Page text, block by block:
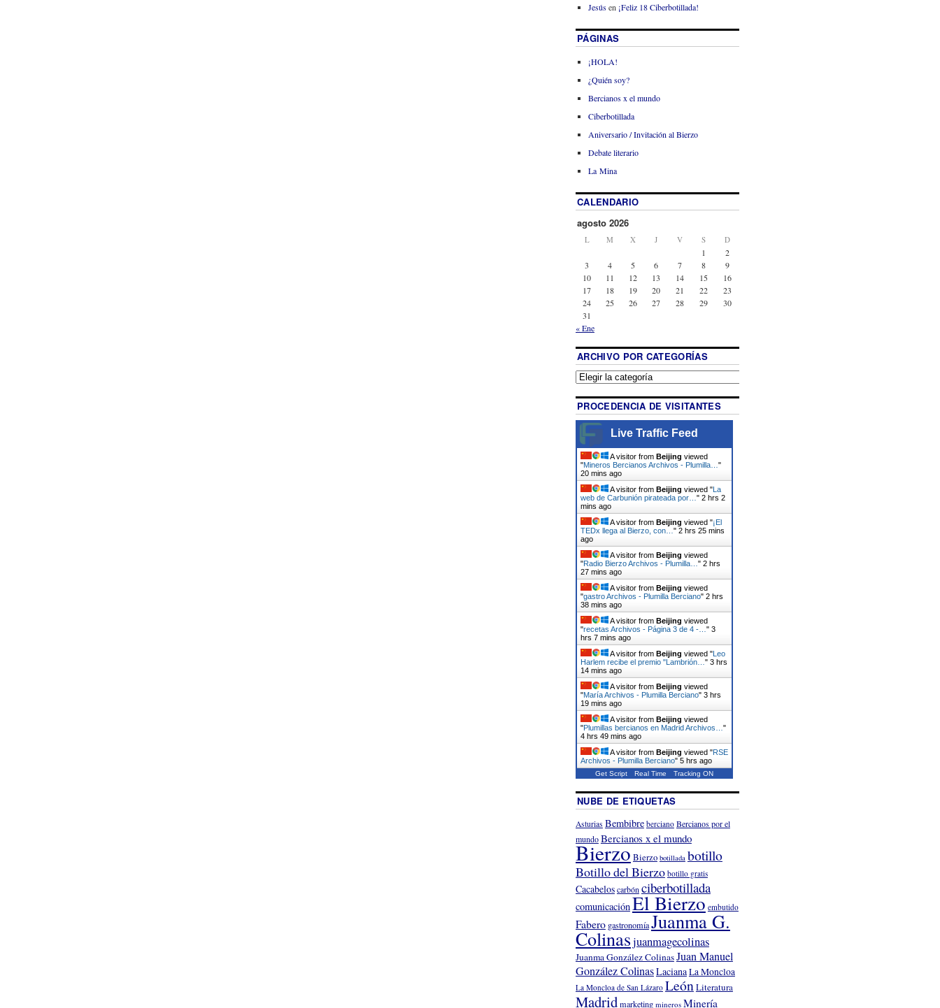
Jesúsen ¡Feliz 18 Ciberbotillada!
PÁGINAS
¡HOLA!
¿Quién soy?
Bercianos x el mundo
Ciberbotillada
Aniversario / Invitación al Bierzo
Debate literario
La Mina
CALENDARIO
agosto 2026
L M X J V S D
1
2
3
4 5 6 7 8
9
10
11 12 13 14 15
16
17
18 19 20 21 22
23
24
25 26 27 28 29
30
31
« Ene
ARCHIVO POR CATEGORÍAS
PROCEDENCIA DE VISITANTES
Live Traffic Feed
A visitor from Beijing viewed
"Mineros Bercianos Archivos - Plumilla… "
20 mins ago
A visitor from Beijing viewed "La
web de Carbunión pirateada por… " 2 hrs 2
mins ago
A visitor from Beijing viewed "¡El
TEDx llega al Bierzo, con… " 2 hrs 25 mins
ago
A visitor from Beijing viewed
"Radio Bierzo Archivos - Plumilla… " 2 hrs
27 mins ago
A visitor from Beijing viewed
"gastro Archivos - Plumilla Berciano" 2 hrs
38 mins ago
A visitor from Beijing viewed
"recetas Archivos - Página 3 de 4 -… " 3
hrs 7 mins ago
A visitor from Beijing viewed "Leo
Harlem recibe el premio "Lambrión… " 3 hrs
14 mins ago
A visitor from Beijing viewed
"María Archivos - Plumilla Berciano" 3 hrs
19 mins ago
A visitor from Beijing viewed
"Plumillas bercianos en Madrid Archivos… "
4 hrs 49 mins ago
A visitor from Beijing viewed "RSE
Archivos - Plumilla Berciano" 5 hrs ago
Get Script Real Time Tracking ON
NUBE DE ETIQUETAS
Asturias Bembibre berciano Bercianos por el
mundoBercianos x el mundo
BierzoBierzo botillada botillo
Botillo del Bierzo botillo gratis
Cacabeloscarbón ciberbotillada
comunicaciónEl Bierzo embutido
Fabero gastronomíaJuanma G.
Colinasjuanmagecolinas
Juanma González ColinasJuan Manuel
González ColinasLacianaLa Moncloa
La Moncloa de San Lázaro LeónLiteratura
Madridmarketing mineros Minería